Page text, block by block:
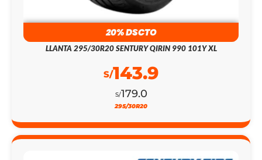
20% DSCTO
LLANTA 295/30R20 SENTURY QIRIN 990 101Y XL
S/179.0
S/143.9
295/30R20